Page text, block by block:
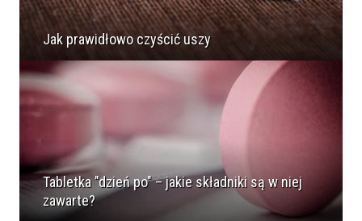
Jak prawidłowo czyścić uszy
Tabletka "dzień po" – jakie składniki są w niej
zawarte?